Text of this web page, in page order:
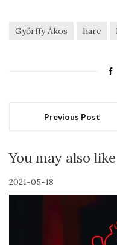
Győrffy Ákos harc
Previous Post
You may also like
2021-05-18